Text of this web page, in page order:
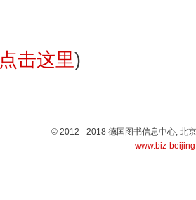
点击这里)
© 2012 - 2018 德国图书信息中心, 北
www.biz-